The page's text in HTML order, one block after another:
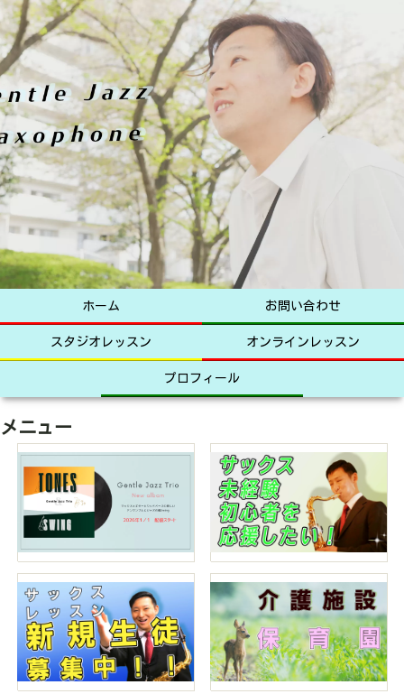
ホーム お問い合わせ
スタジオレッスン オンラインレッスン
プロフィール
メニュー